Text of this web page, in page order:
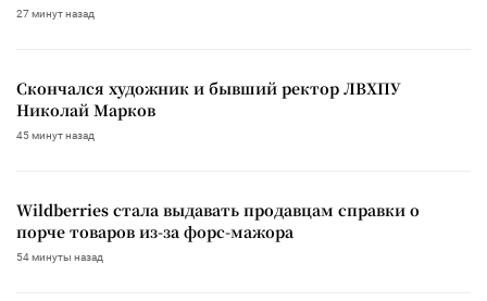
27 минут назад
Скончался художник и бывший ректор ЛВХПУ
Николай Марков
45 минут назад
Wildberries стала выдавать продавцам справки о
порче товаров из-за форс-мажора
54 минуты назад